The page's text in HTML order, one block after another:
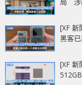
[XF
黑客
[XF 新